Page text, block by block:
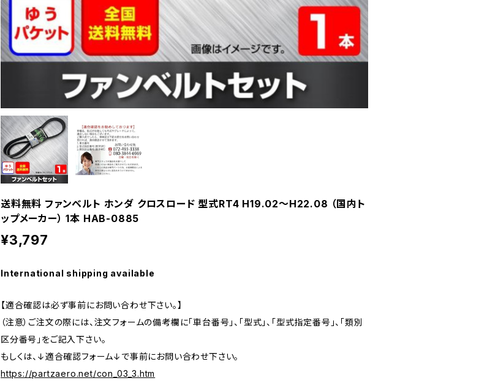
送料無料 ファンベルト ホンダ クロスロード 型式RT4 H19.02～H22.08 （国内ト
ップメーカー） 1本 HAB-0885
¥3,797
International shipping available
【適合確認は必ず事前にお問い合わせ下さい。】
（注意）ご注文の際には、注文フォームの備考欄に「車台番号」、「型式」、「型式指定番号」、「類別
区分番号」をご記入下さい。
もしくは、↓適合確認フォーム↓で事前にお問い合わせ下さい。
https://partzaero.net/con_03_3.htm